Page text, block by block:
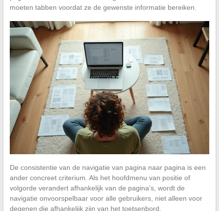
moeten tabben voordat ze de gewenste informatie bereiken.
De consistentie van de navigatie van pagina naar pagina is een
ander concreet criterium. Als het hoofdmenu van positie of
volgorde verandert afhankelijk van de pagina’s, wordt de
navigatie onvoorspelbaar voor alle gebruikers, niet alleen voor
degenen die afhankelijk zijn van het toetsenbord.